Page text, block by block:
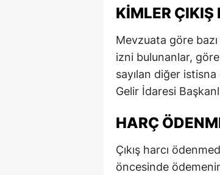
KIMLER
Mevzuata göre
izni bulunanlar,
sayılan diğer
Gelir İdaresi
HARÇ
Çıkış harcı
öncesinde